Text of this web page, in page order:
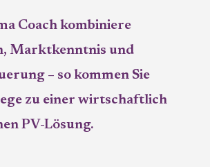
Coach kombiniere
Marktkenntnis und
– so kommen Sie
zu einer wirtschaftlich
PV-Lösung.